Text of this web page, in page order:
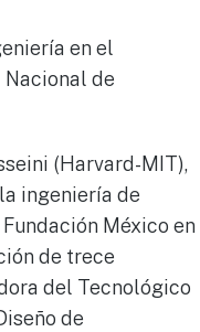
en el
Nacional de
(Harvard-MIT),
ingeniería de
México en
de trece
del Tecnológico
de